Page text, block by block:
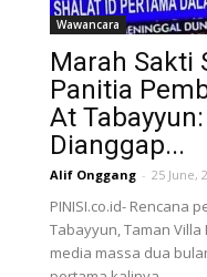
Wawancara
Marah Sakti
Panitia
At
Dianggap...
Alif Onggang - 25 June,
PINISI.co.id- Rencana
Tabayyun, Taman
media massa dua